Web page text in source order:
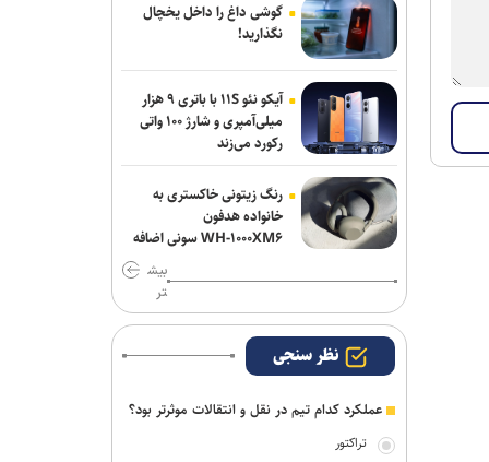
پاسخ منفی یک لزیونر به باشگاه
پرسپولیس؛ فعلا به ایران نمی‌آیم
استعلام استقلال از فیفا در مورد جذب
بازیکن آزاد و پنجره تیم بانوان
گوشی داغ را داخل یخچال
نگذارید!
آیکو نئو ۱۱S با باتری ۹ هزار
میلی‌آمپری و شارژ ۱۰۰ واتی
رکورد می‌زند
رنگ زیتونی خاکستری به
خانواده هدفون
WH-۱۰۰۰XM۶ سونی اضافه
بیش
تر
نظر سنجی
عملکرد کدام تیم در نقل و انتقالات موثرتر بود؟
تراکتور